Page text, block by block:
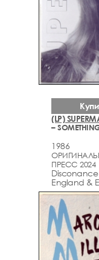
(LP)
–
1986
ПРЕСС 2024
Disconance
England &